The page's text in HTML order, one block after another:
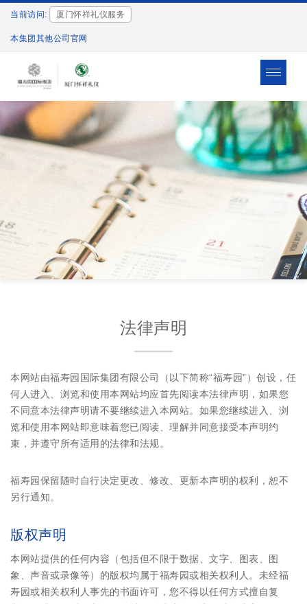
当前访问: 厦门怀祥礼仪服务
本集团其他公司官网
Toggle
法律声明
本网站由福寿园国际集团有限公司（以下简称“福寿园”）创设，任
何人进入、浏览和使用本网站均应首先阅读本法律声明，如果您
不同意本法律声明请不要继续进入本网站。如果您继续进入、浏
览和使用本网站即意味着您已阅读、理解并同意接受本声明约
束，并遵守所有适用的法律和法规。
福寿园保留随时自行决定更改、修改、更新本声明的权利，恕不
另行通知。
版权声明
本网站提供的任何内容（包括但不限于数据、文字、图表、图
象、声音或录像等）的版权均属于福寿园或相关权利人。未经福
寿园或相关权利人事先的书面许可，您不得以任何方式擅自复